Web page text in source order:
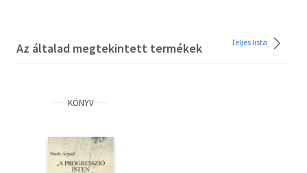
Az általad megtekintett termékek Teljes lista
KÖNYV